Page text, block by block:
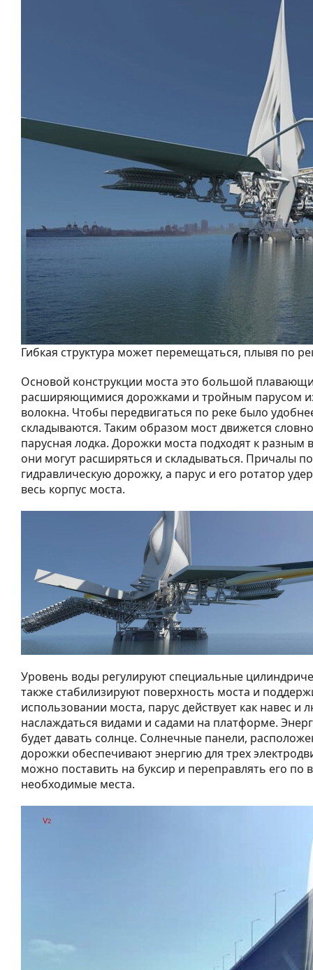
Гибкая структура может перемещаться, плывя по
Основой конструкции моста это большой
расширяющимися дорожками и тройным парусом
волокна. Чтобы передвигаться по реке было
складываются. Таким образом мост движется
парусная лодка. Дорожки моста подходят к разным
они могут расширяться и складываться. Причалы
гидравлическую дорожку, а парус и его ротатор
весь корпус моста.
Уровень воды регулируют специальные
также стабилизируют поверхность моста и
использовании моста, парус действует как навес и
наслаждаться видами и садами на платформе.
будет давать солнце. Солнечные панели,
дорожки обеспечивают энергию для трех
можно поставить на буксир и переправлять его по
необходимые места.